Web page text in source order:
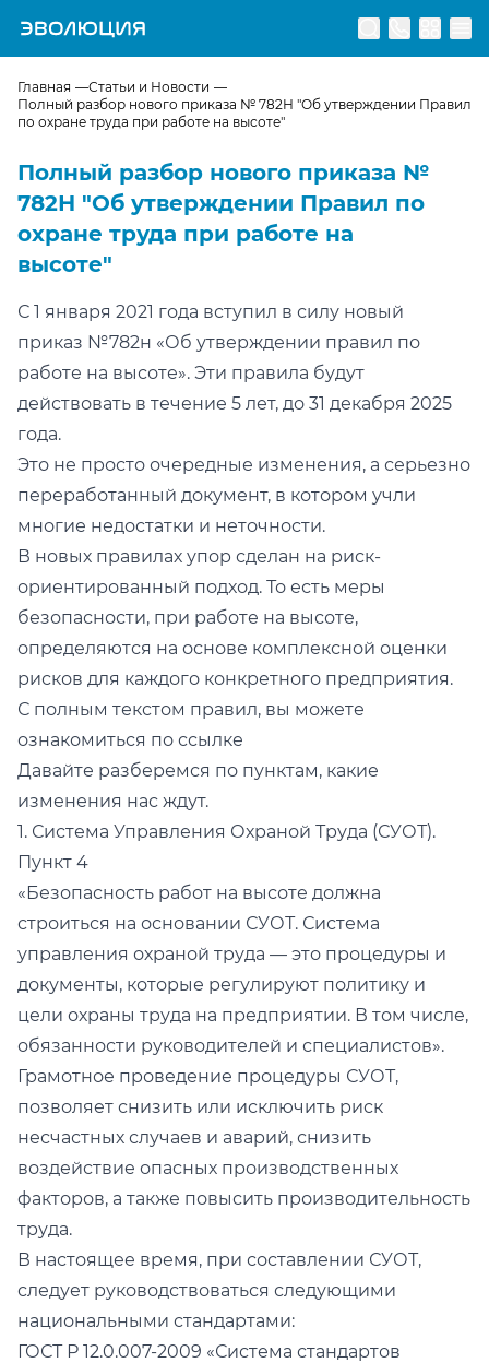
Перейти на главную страницу
Главная
Статьи и Новости
Полный разбор нового приказа № 782Н "Об утверждении Правил
по охране труда при работе на высоте"
Полный разбор нового приказа №
782Н "Об утверждении Правил по
охране труда при работе на
высоте"
С 1 января 2021 года вступил в силу новый
приказ №782н «Об утверждении правил по
работе на высоте». Эти правила будут
действовать в течение 5 лет, до 31 декабря 2025
года.
Это не просто очередные изменения, а серьезно
переработанный документ, в котором учли
многие недостатки и неточности.
В новых правилах упор сделан на риск-
ориентированный подход. То есть меры
безопасности, при работе на высоте,
определяются на основе комплексной оценки
рисков для каждого конкретного предприятия.
С полным текстом правил, вы можете
ознакомиться по ссылке
Давайте разберемся по пунктам, какие
изменения нас ждут.
1. Система Управления Охраной Труда (СУОТ).
Пункт 4
«Безопасность работ на высоте должна
строиться на основании СУОТ. Система
управления охраной труда — это процедуры и
документы, которые регулируют политику и
цели охраны труда на предприятии. В том числе,
обязанности руководителей и специалистов».
Грамотное проведение процедуры СУОТ,
позволяет снизить или исключить риск
несчастных случаев и аварий, снизить
воздействие опасных производственных
факторов, а также повысить производительность
труда.
В настоящее время, при составлении СУОТ,
следует руководствоваться следующими
национальными стандартами:
ГОСТ Р 12.0.007-2009 «Система стандартов